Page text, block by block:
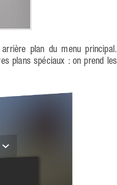
plan du menu principal.
plans spéciaux : on prend les